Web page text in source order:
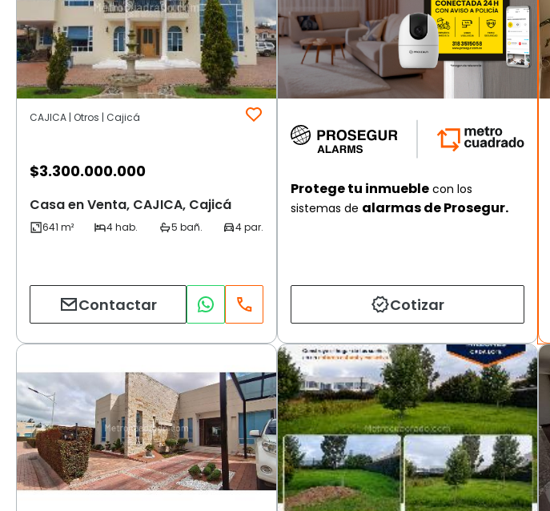
CAJICA | Otros | Cajicá
$3.300.000.000
Casa en Venta, CAJICA, Cajicá
Contactar
Protege tu inmueble con los
sistemas de alarmas de Prosegur.
Cotizar